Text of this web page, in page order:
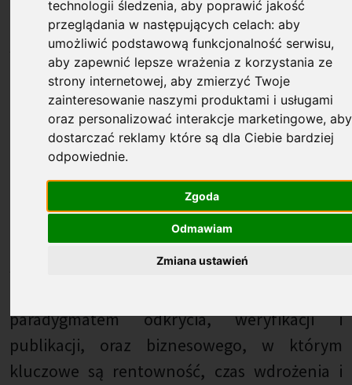
technologii śledzenia, aby poprawić jakość
przeglądania w następujących celach:aby
umożliwić podstawową funkcjonalność serwisu,
aby zapewnić lepsze wrażenia z korzystania ze
strony internetowej,aby zmierzyć Twoje
zainteresowanie naszymi produktami i usługami
oraz personalizować interakcje marketingowe,aby
dostarczać reklamy które są dla Ciebie bardziej
odpowiednie.
Zgoda
Odmawiam
Zmiana ustawień
laboratoryjny w produkt lub usługę, z której
skorzysta społeczeństwo. Odpowiedzią na to
zapotrzebowanie mogą być Centra Transferu
Technologii (CTT).
CTT to wyspecjalizowana jednostka
uczelni, stanowiąca zinstytucjonalizowany
pomost między laboratorium a rynkiem.
odróżnieniu od klasycznych działów
administracyjnych, centrum funkcjonuje na
styku dwóch zupełnie różnych ekosystemów:
paradygmatem odkrycia, weryfikacji i
publikacji, oraz biznesowego, w którym
kluczowe są rentowność, czas wdrożenia i